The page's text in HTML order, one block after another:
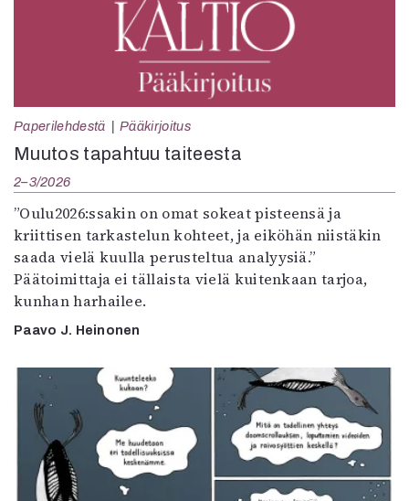
Paperilehdestä Pääkirjoitus
Muutos tapahtuu taiteesta
2–3/2026
”Oulu2026:ssakin on omat sokeat pisteensä ja
kriittisen tarkastelun kohteet, ja eiköhän niistäkin
saada vielä kuulla perusteltua analyysiä.”
Päätoimittaja ei tällaista vielä kuitenkaan tarjoa,
kunhan harhailee.
Paavo J. Heinonen